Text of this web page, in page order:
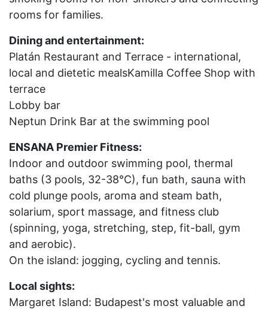
rooms for families.
Dining and entertainment:
Platán Restaurant and Terrace - international,
local and dietetic mealsKamilla Coffee Shop with
terrace
Lobby bar
Neptun Drink Bar at the swimming pool
ENSANA Premier Fitness:
Indoor and outdoor swimming pool, thermal
baths (3 pools, 32-38°C), fun bath, sauna with
cold plunge pools, aroma and steam bath,
solarium, sport massage, and fitness club
(spinning, yoga, stretching, step, fit-ball, gym
and aerobic).
On the island: jogging, cycling and tennis.
Local sights:
Margaret Island: Budapest's most valuable and